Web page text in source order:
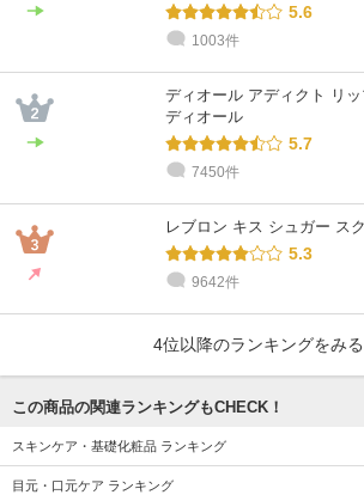
5.6
1003件
ディオール アディクト リ
ディオール
5.7
7450件
レブロン キス シュガー ス
5.3
9642件
4位以降のランキングをみる
この商品の関連ランキングもCHECK！
スキンケア・基礎化粧品 ランキング
目元・口元ケア ランキング